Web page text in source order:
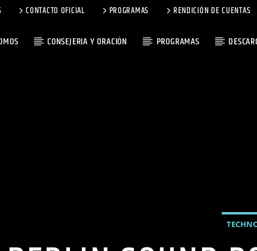
CONTACTO OFICIAL PROGRAMAS RENDICIÓN DE CUENTAS
CONSEJERIA Y ORACIÓN PROGRAMAS